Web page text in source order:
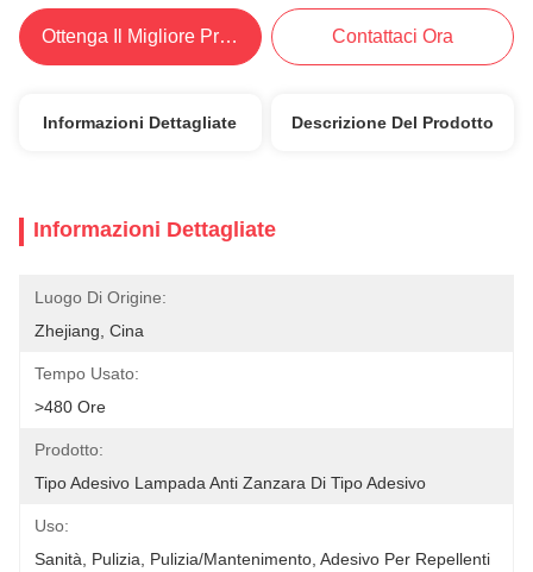
Ottenga Il Migliore Prezzo Contattaci Ora
Informazioni Dettagliate Descrizione Del Prodotto
Informazioni Dettagliate
Luogo Di Origine:
Zhejiang, Cina
Tempo Usato:
>480 Ore
Prodotto:
Tipo Adesivo Lampada Anti Zanzara Di Tipo Adesivo
Uso:
Sanità, Pulizia, Pulizia/mantenimento, Adesivo Per Repellenti